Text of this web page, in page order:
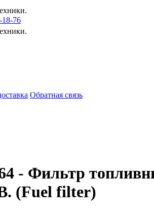
76
Обратная связь
- Фильтр
(Fuel filter)